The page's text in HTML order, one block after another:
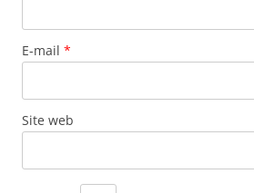
E-mail *
Site web